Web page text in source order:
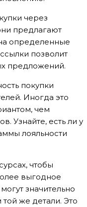
через
предлагают
определенные
позволит
предложений.
покупки
Иногда это
чем
Узнайте, есть ли у
лояльности
чтобы
выгодное
значительно
той же детали. Это